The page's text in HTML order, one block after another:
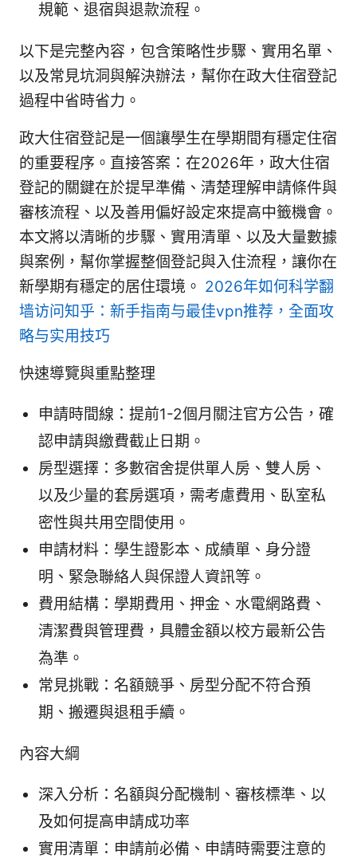
規範、退宿與退款流程。
以下是完整內容，包含策略性步驟、實用名單、
以及常見坑洞與解決辦法，幫你在政大住宿登記
過程中省時省力。
政大住宿登記是一個讓學生在學期間有穩定住宿
的重要程序。直接答案：在2026年，政大住宿
登記的關鍵在於提早準備、清楚理解申請條件與
審核流程、以及善用偏好設定來提高中籤機會。
本文將以清晰的步驟、實用清單、以及大量數據
與案例，幫你掌握整個登記與入住流程，讓你在
新學期有穩定的居住環境。 2026年如何科学翻
墙访问知乎：新手指南与最佳vpn推荐，全面攻
略与实用技巧
快速導覽與重點整理
申請時間線：提前1-2個月關注官方公告，確
認申請與繳費截止日期。
房型選擇：多數宿舍提供單人房、雙人房、
以及少量的套房選項，需考慮費用、臥室私
密性與共用空間使用。
申請材料：學生證影本、成績單、身分證
明、緊急聯絡人與保證人資訊等。
費用結構：學期費用、押金、水電網路費、
清潔費與管理費，具體金額以校方最新公告
為準。
常見挑戰：名額競爭、房型分配不符合預
期、搬遷與退租手續。
內容大綱
深入分析：名額與分配機制、審核標準、以
及如何提高申請成功率
實用清單：申請前必備、申請時需要注意的